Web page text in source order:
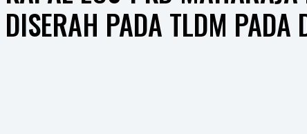
DISERAH PADA TLDM PADA